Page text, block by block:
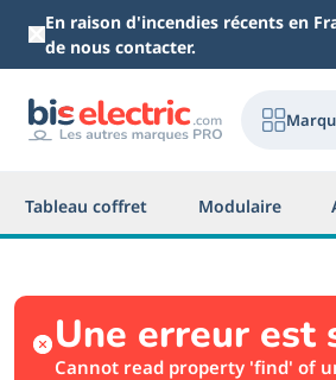
Aller au contenu principal
En raison d'incendies récents en
de nous contacter.
Tableau coffret Modulaire
Une erreur est
Cannot read property 'find' of